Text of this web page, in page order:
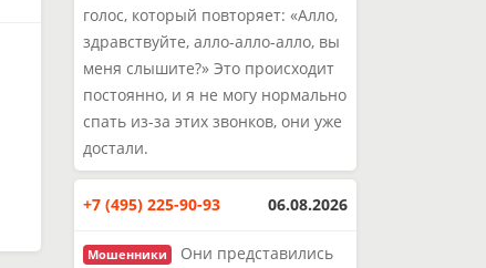
голос, который повторяет: «Алло,
здравствуйте, алло-алло-алло, вы
меня слышите?» Это происходит
постоянно, и я не могу нормально
спать из-за этих звонков, они уже
достали.
+7 (495) 225-90-93 06.08.2026
Мошенники
Они представились